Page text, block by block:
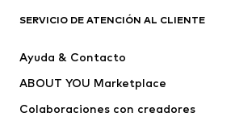
Camisetas
Jeans
Pantalones
Ropa interior
Jerséis y
SERVICIO DE ATENCIÓN AL CLIENTE
Ayuda & Contacto
ABOUT YOU Marketplace
Colaboraciones con creadores